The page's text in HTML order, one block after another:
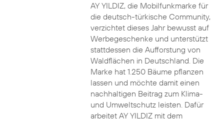
AY YILDIZ, die Mobilfunkmarke für
die deutsch-türkische Community,
verzichtet dieses Jahr bewusst auf
Werbegeschenke und unterstützt
stattdessen die Aufforstung von
Waldflächen in Deutschland. Die
Marke hat 1.250 Bäume pflanzen
lassen und möchte damit einen
nachhaltigen Beitrag zum Klima-
und Umweltschutz leisten. Dafür
arbeitet AY YILDIZ mit dem